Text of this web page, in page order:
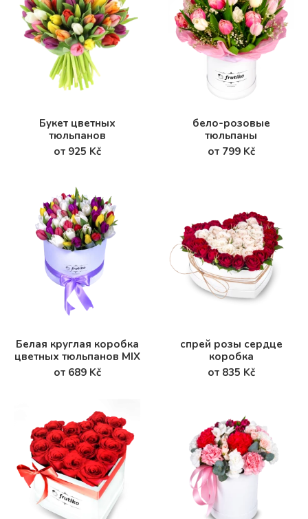
Букет цветных
тюльпанов
от 925 Kč
бело-розовые
тюльпаны
от 799 Kč
Белая круглая коробка
цветных тюльпанов MIX
от 689 Kč
спрей розы сердце
коробка
от 835 Kč